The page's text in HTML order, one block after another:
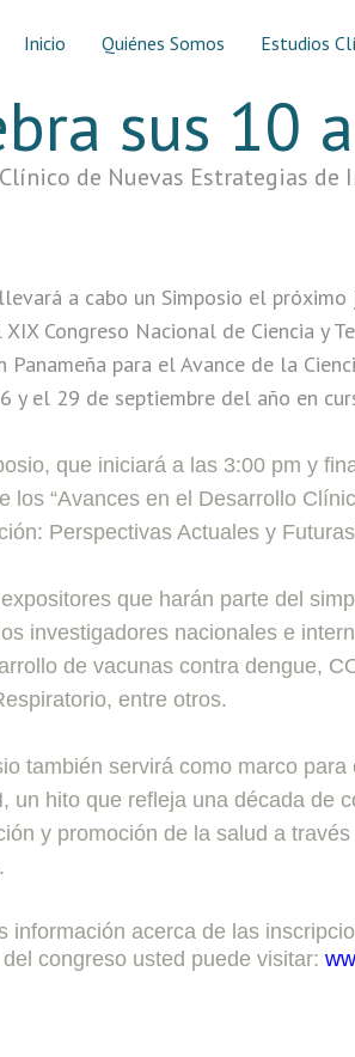
Inicio Quiénes Somos Estudios
sus 10
de Nuevas Estrategias
a cabo un Simposio el
Congreso Nacional de Ciencia y
Panameña para el Avance de la
y el 29 de septiembre del año en
que iniciará a las 3:00 pm y
los “Avances en el Desarrollo
Perspectivas Actuales y
que harán parte del
investigadores nacionales e
de vacunas contra dengue,
entre otros.
también servirá como marco
un hito que refleja una década de
y promoción de la salud a
información acerca de las
congreso usted puede visitar: